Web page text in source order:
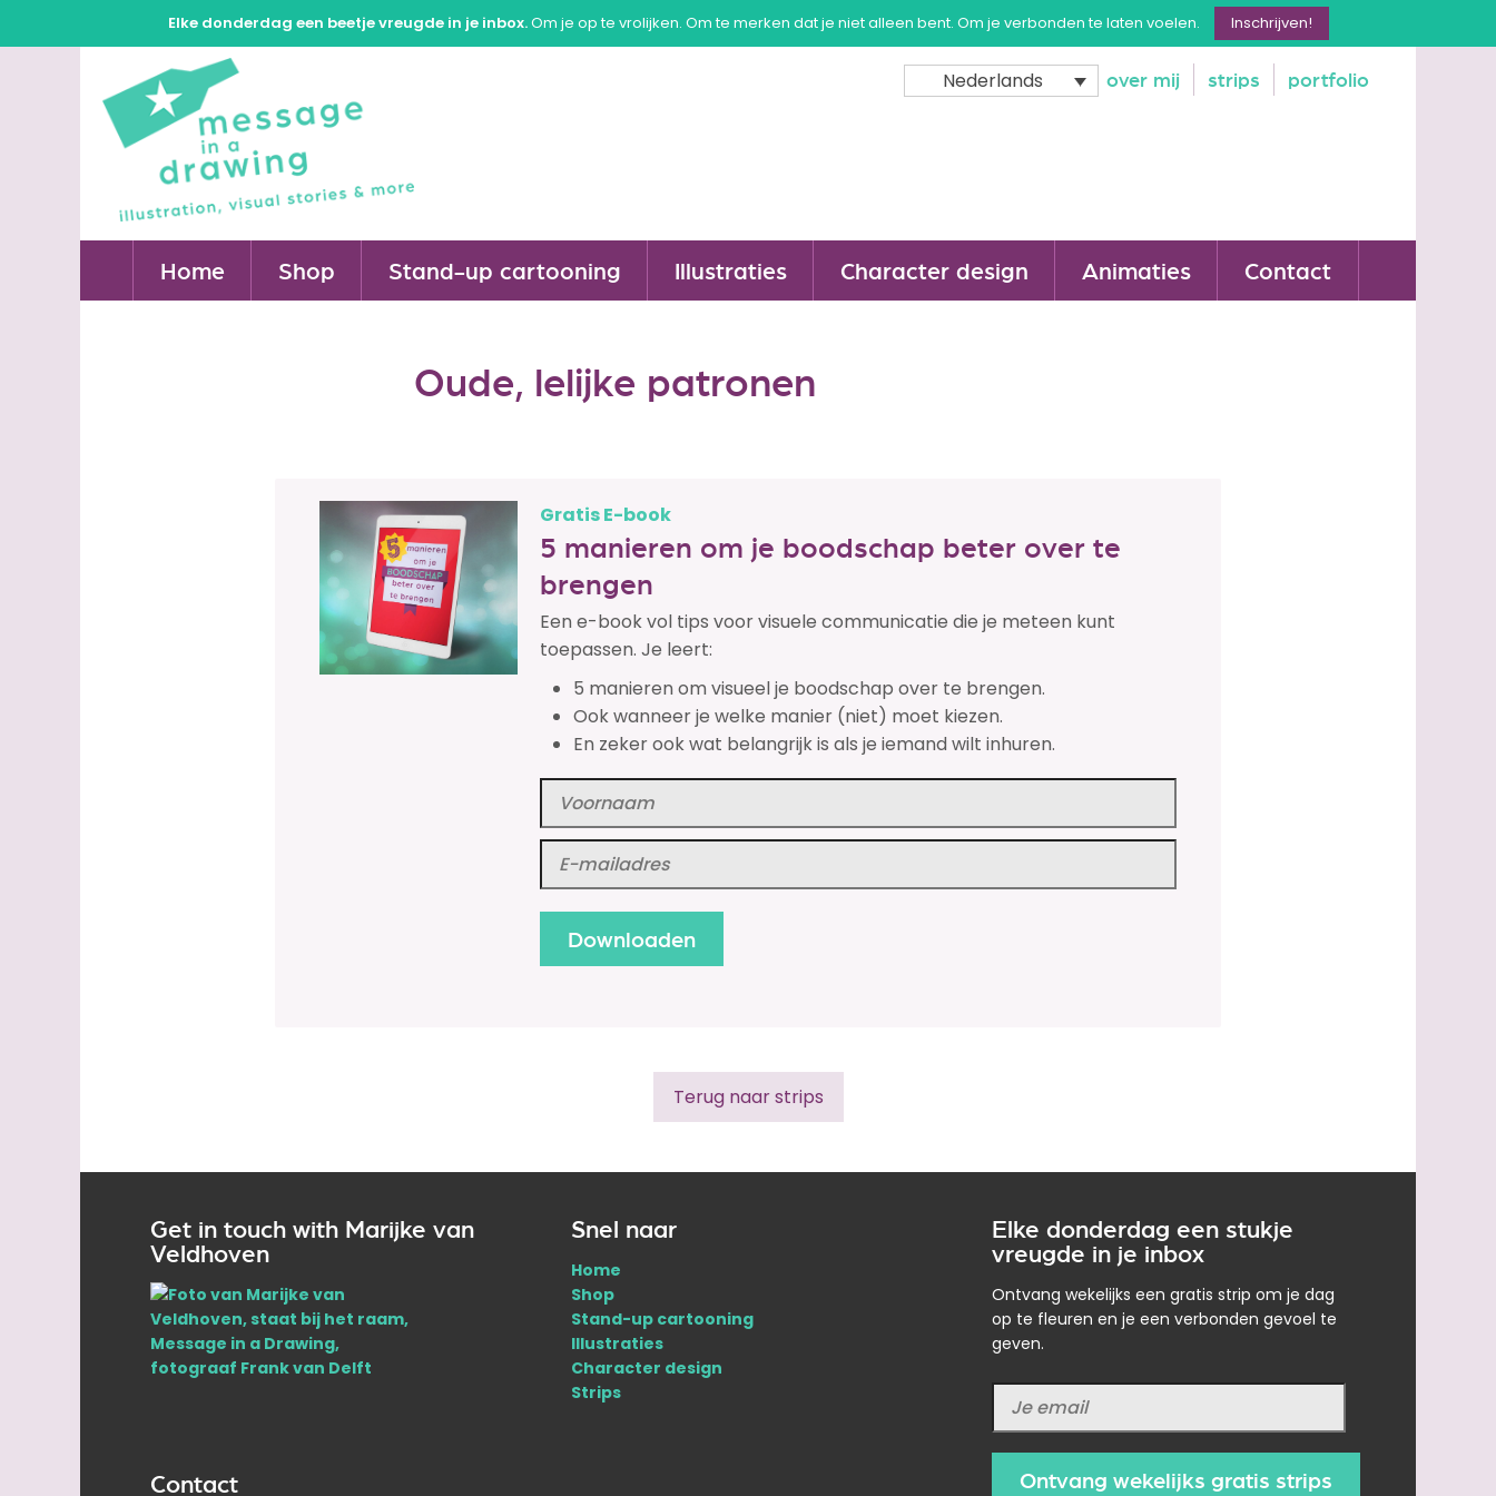
Elke donderdag een beetje vreugde in je inbox.Om je op te vrolijken. Om te merken dat je niet alleen bent. Om je verbonden te laten voelen. Inschrijven!
over mij strips portfolio
Nederlands
Home Shop Stand-up cartooning Illustraties Character design Animaties Contact
Oude, lelijke patronen
Gratis E-book
5 manieren om je boodschap beter over te
brengen
Een e-book vol tips voor visuele communicatie die je meteen kunt
toepassen. Je leert:
5 manieren om visueel je boodschap over te brengen.
Ook wanneer je welke manier (niet) moet kiezen.
En zeker ook wat belangrijk is als je iemand wilt inhuren.
Terug naar strips
Get in touch with Marijke van
Veldhoven
Contact
Snel naar
Home
Shop
Stand-up cartooning
Illustraties
Character design
Strips
Elke donderdag een stukje
vreugde in je inbox
Ontvang wekelijks een gratis strip om je dag
op te fleuren en je een verbonden gevoel te
geven.